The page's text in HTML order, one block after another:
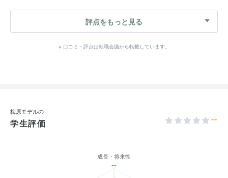
評点をもっと見る
※ 口コミ・評点は転職会議から転載しています。
梅原モデルの
学生評価 --
成長・将来性
--